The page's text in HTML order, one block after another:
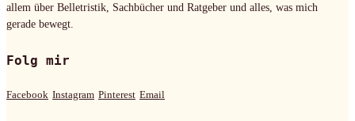
allem über Belletristik, Sachbücher und Ratgeber und alles, was mich
gerade bewegt.
Folg mir
Facebook Instagram Pinterest Email